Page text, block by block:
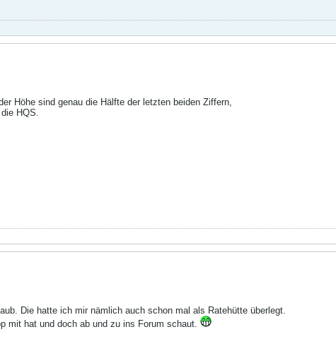
Höhe sind genau die Hälfte der letzten beiden Ziffern,
HQS.
Die hatte ich mir nämlich auch schon mal als Ratehütte überlegt.
mit hat und doch ab und zu ins Forum schaut.